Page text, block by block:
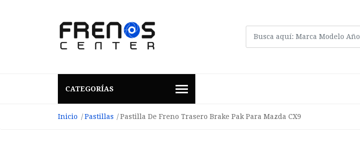
CATEGORÍAS
Inicio Pastillas Pastilla De Freno Trasero Brake Pak Para Mazda CX9